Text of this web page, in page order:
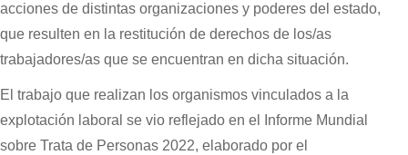
acciones de distintas organizaciones y poderes del estado,
que resulten en la restitución de derechos de los/as
trabajadores/as que se encuentran en dicha situación.
El trabajo que realizan los organismos vinculados a la
explotación laboral se vio reflejado en el Informe Mundial
sobre Trata de Personas 2022, elaborado por el